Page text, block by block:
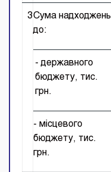
3Сума надходжень
до:
- державного
бюджету, тис.
грн.
- місцевого
бюджету, тис.
грн.